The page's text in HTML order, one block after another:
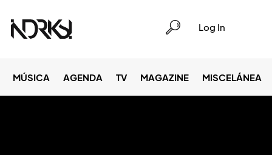
Log In
MÚSICA AGENDA TV MAGAZINE MISCELÁNEA